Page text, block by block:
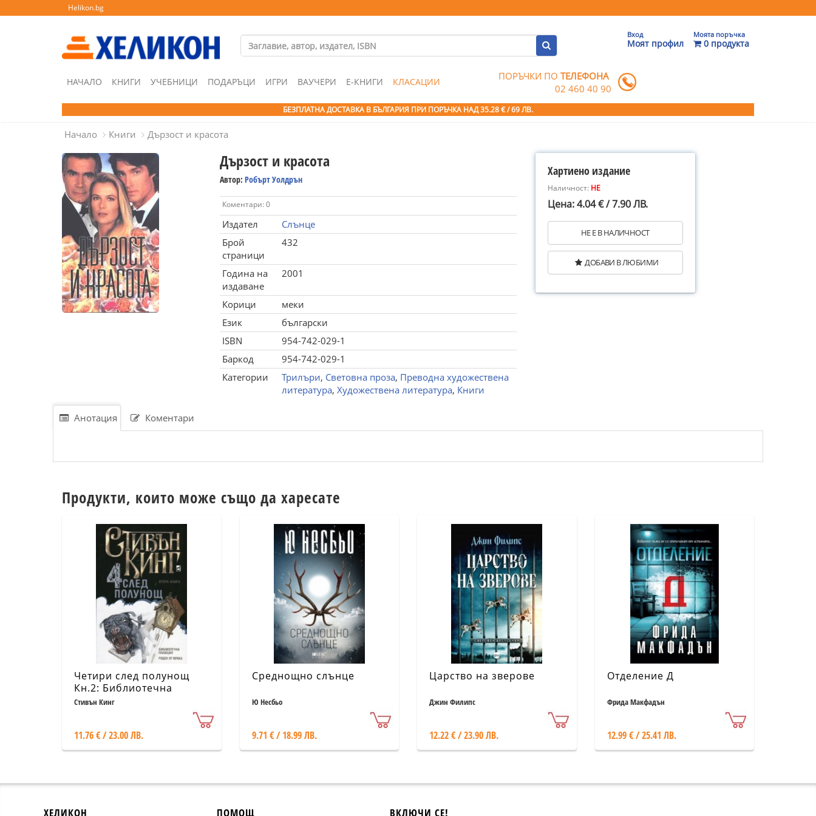
Helikon.bg
Вход
Моят профил
Моята поръчка
0 продукта
НАЧАЛО КНИГИ УЧЕБНИЦИ ПОДАРЪЦИ ИГРИ ВАУЧЕРИ Е-КНИГИ КЛАСАЦИИ ПОРЪЧКИ ПОТЕЛЕФОНА
02 460 40 90
БЕЗПЛАТНА ДОСТАВКА В БЪЛГАРИЯ ПРИ ПОРЪЧКА НАД 35.28 € / 69 ЛВ.
Начало Книги Дързост и красота
Дързост и красота
Автор: Робърт Уолдрън
Коментари: 0
Издател
Слънце
Брой
страници
432
Година на
издаване
2001
Корици
меки
Език
български
ISBN
954-742-029-1
Баркод
954-742-029-1
Категории
Трилъри, Световна проза, Преводна художествена
литература, Художествена литература, Книги
Хартиено издание
Наличност: НЕ
Цена: 4.04 € / 7.90 ЛВ.
НЕ Е В НАЛИЧНОСТ
ДОБАВИ В ЛЮБИМИ
Анотация Коментари
Продукти, които може също да харесате
Четири след полунощ
Кн.2: Библиотечна
полиция. Роден от мрака
Стивън Кинг
11.76 € / 23.00 ЛВ.
Среднощно слънце
Ю Несбьо
9.71 € / 18.99 ЛВ.
Царство на зверове
Джин Филипс
12.22 € / 23.90 ЛВ.
Отделение Д
Фрида Макфадън
12.99 € / 25.41 ЛВ.
ХЕЛИКОН ПОМОЩ ВКЛЮЧИ СЕ!